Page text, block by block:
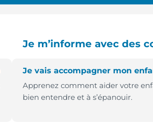
Je m’informe avec des
Je vais accompagner mon
Apprenez comment aider votre
bien entendre et à s’épanouir.